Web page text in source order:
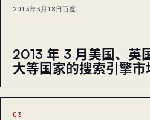
2013年3月18日百度
2013 年 3 月美国、英
大等国家的搜索引擎市
03